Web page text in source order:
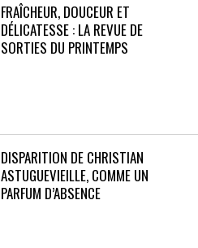
FRAÎCHEUR, DOUCEUR ET
DÉLICATESSE : LA REVUE DE
SORTIES DU PRINTEMPS
DISPARITION DE CHRISTIAN
ASTUGUEVIEILLE, COMME UN
PARFUM D’ABSENCE